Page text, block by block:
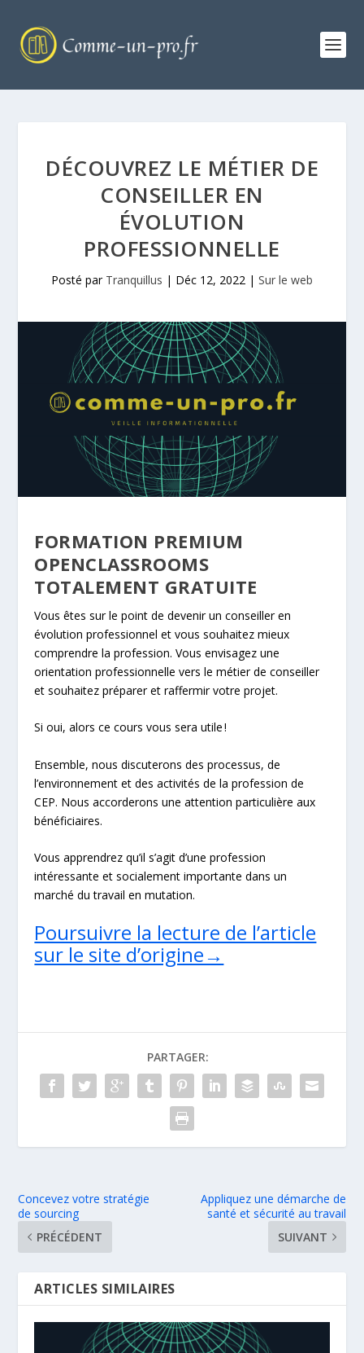
DÉCOUVREZ LE MÉTIER DE
CONSEILLER EN
ÉVOLUTION
PROFESSIONNELLE
Posté par Tranquillus | Déc 12, 2022 | Sur le web
FORMATION PREMIUM
OPENCLASSROOMS
TOTALEMENT GRATUITE
Vous êtes sur le point de devenir un conseiller en
évolution professionnel et vous souhaitez mieux
comprendre la profession. Vous envisagez une
orientation professionnelle vers le métier de conseiller
et souhaitez préparer et raffermir votre projet.
Si oui, alors ce cours vous sera utile !
Ensemble, nous discuterons des processus, de
l’environnement et des activités de la profession de
CEP. Nous accorderons une attention particulière aux
bénéficiaires.
Vous apprendrez qu’il s’agit d’une profession
intéressante et socialement importante dans un
marché du travail en mutation.
Poursuivre la lecture de l’article
sur le site d’origine→
PARTAGER:
Concevez votre stratégie
de sourcing
PRÉCÉDENT
Appliquez une démarche de
santé et sécurité au travail
SUIVANT
ARTICLES SIMILAIRES